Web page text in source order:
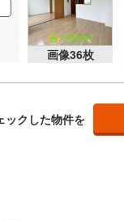
画像36枚
ックした物件を